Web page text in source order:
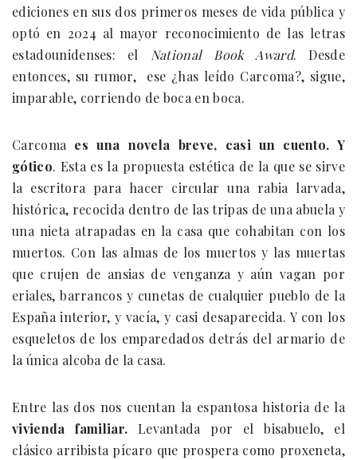
ediciones en sus dos primeros meses de vida pública y
optó en 2024 al mayor reconocimiento de las letras
estadounidenses: el
National Book Award. Desde
entonces, su rumor, ese ¿has leído Carcoma?, sigue,
imparable, corriendo de boca en boca.
Carcoma es una novela breve, casi un cuento. Y
gótico. Esta es la propuesta estética de la que se sirve
la escritora para hacer circular una rabia larvada,
histórica, recocida dentro de las tripas de una abuela y
una nieta atrapadas en la casa que cohabitan con los
muertos. Con las almas de los muertos y las muertas
que crujen de ansias de venganza y aún vagan por
eriales, barrancos y cunetas de cualquier pueblo de la
España interior, y vacía, y casi desaparecida. Y con los
esqueletos de los emparedados detrás del armario de
la única alcoba de la casa.
Entre las dos nos cuentan la espantosa historia de la
vivienda familiar. Levantada por el bisabuelo, el
clásico arribista pícaro que prospera como proxeneta,